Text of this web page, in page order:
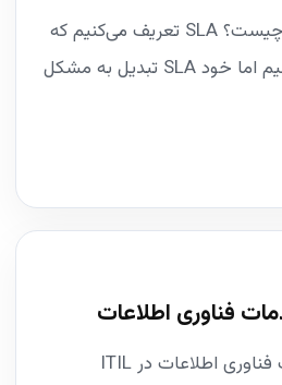
پارادوکس SLA جریان چیست؟ SLA تعریف می‌کنیم که
مشکلات را بهتر حل کنیم اما خود SLA تبدیل به مشکل
SLA و OLA در خدمات فناوری اطلاعات در ITIL